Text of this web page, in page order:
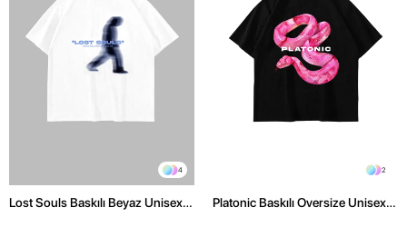
4
Lost Souls Baskılı Beyaz Unisex
2
Platonic Baskılı Oversize Unisex